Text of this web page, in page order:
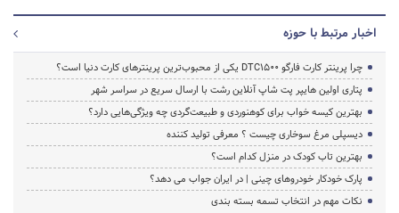
اخبار مرتبط با حوزه
چرا پرینتر کارت فارگو DTC1500 یکی از محبوب‌ترین پرینترهای کارت دنیا است؟
پتاری اولین هایپر پت شاپ آنلاین رشت با ارسال سریع در سراسر شهر
بهترین کیسه خواب برای کوهنوردی و طبیعت‌گردی چه ویژگی‌هایی دارد؟
دیسپلی مرغ سوخاری چیست ؟ معرفی تولید کننده
بهترین تاب کودک در منزل کدام است؟
پارک خودکار خودروهای چینی | در ایران جواب می دهد؟
نکات مهم در انتخاب تسمه بسته بندی